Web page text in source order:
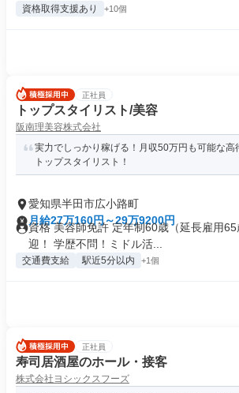
資格取得支援あり +10個
正社員
トップスタイリスト/美容
阪南理美容株式会社
実力でしっかり稼げる！月収50万円も可能な高
トップスタイリスト！
愛知県半田市広小路町
月給27万160円～29万9200円
資格 美容師免許 定年制60歳（延長雇用
迎！ 学歴不問！ミドル活...
交通費支給 駅近5分以内 +1個
正社員
寿司居酒屋のホール・接客
株式会社ヨシックスフーズ